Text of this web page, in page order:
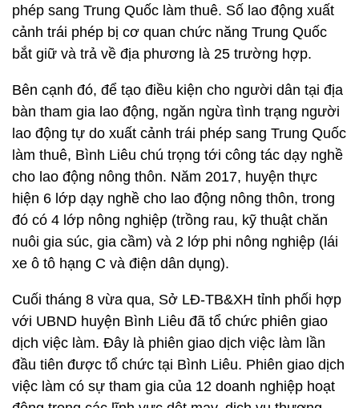
phép sang Trung Quốc làm thuê. Số lao động xuất
cảnh trái phép bị cơ quan chức năng Trung Quốc
bắt giữ và trả về địa phương là 25 trường hợp.
Bên cạnh đó, để tạo điều kiện cho người dân tại địa
bàn tham gia lao động, ngăn ngừa tình trạng người
lao động tự do xuất cảnh trái phép sang Trung Quốc
làm thuê, Bình Liêu chú trọng tới công tác dạy nghề
cho lao động nông thôn. Năm 2017, huyện thực
hiện 6 lớp dạy nghề cho lao động nông thôn, trong
đó có 4 lớp nông nghiệp (trồng rau, kỹ thuật chăn
nuôi gia súc, gia cầm) và 2 lớp phi nông nghiệp (lái
xe ô tô hạng C và điện dân dụng).
Cuối tháng 8 vừa qua, Sở LĐ-TB&XH tỉnh phối hợp
với UBND huyện Bình Liêu đã tổ chức phiên giao
dịch việc làm. Đây là phiên giao dịch việc làm lần
đầu tiên được tổ chức tại Bình Liêu. Phiên giao dịch
việc làm có sự tham gia của 12 doanh nghiệp hoạt